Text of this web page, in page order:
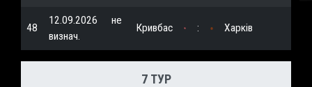
48
12.09.2026
не
визнач.
Кривбас : Харків
7 ТУР